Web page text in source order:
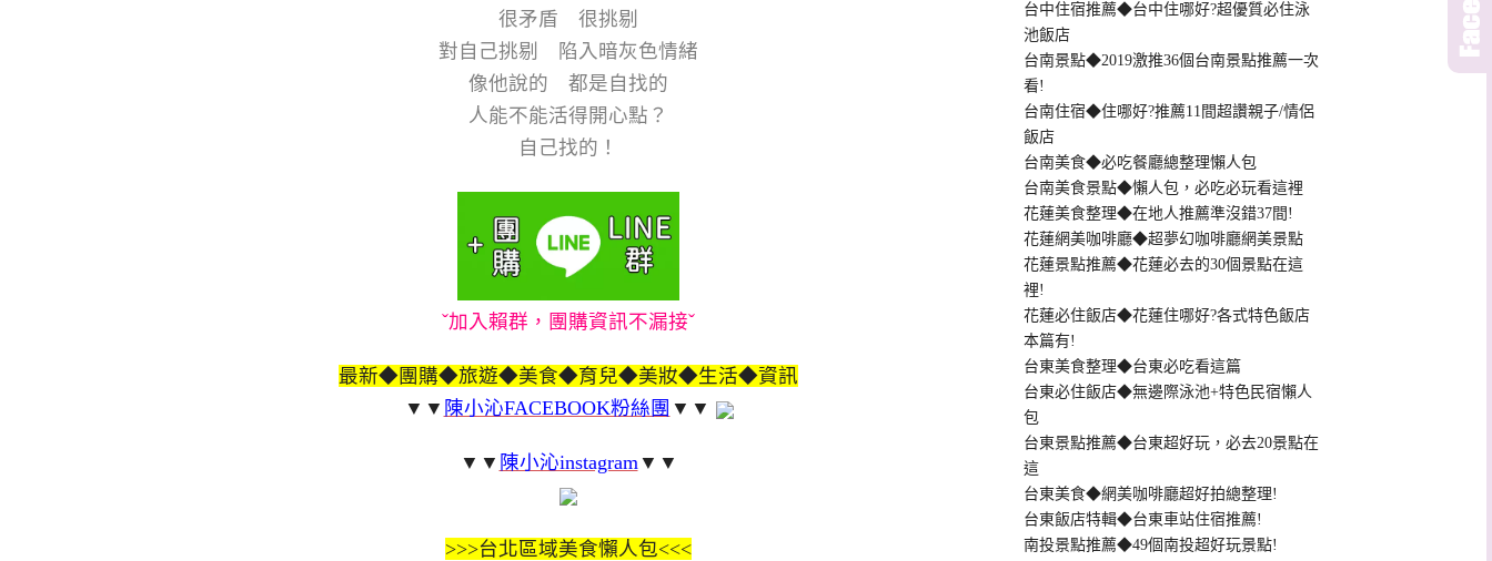
很矛盾 很挑剔
對自己挑剔 陷入暗灰色情緒
像他說的 都是自找的
人能不能活得開心點？
自己找的！
ˇ加入賴群，團購資訊不漏接ˇ
最新◆團購◆旅遊◆美食◆育兒◆美妝◆生活◆資訊
▼▼ 陳小沁FACEBOOK粉絲團 ▼▼
▼▼ 陳小沁instagram ▼▼
>>>台北區域美食懶人包<<<
台中住宿推薦◆台中住哪好?超優質必住泳
池飯店
台南景點◆2019激推36個台南景點推薦一次
看!
台南住宿◆住哪好?推薦11間超讚親子/情侶
飯店
台南美食◆必吃餐廳總整理懶人包
台南美食景點◆懶人包，必吃必玩看這裡
花蓮美食整理◆在地人推薦準沒錯37間!
花蓮網美咖啡廳◆超夢幻咖啡廳網美景點
花蓮景點推薦◆花蓮必去的30個景點在這
裡!
花蓮必住飯店◆花蓮住哪好?各式特色飯店
本篇有!
台東美食整理◆台東必吃看這篇
台東必住飯店◆無邊際泳池+特色民宿懶人
包
台東景點推薦◆台東超好玩，必去20景點在
這
台東美食◆網美咖啡廳超好拍總整理!
台東飯店特輯◆台東車站住宿推薦!
南投景點推薦◆49個南投超好玩景點!